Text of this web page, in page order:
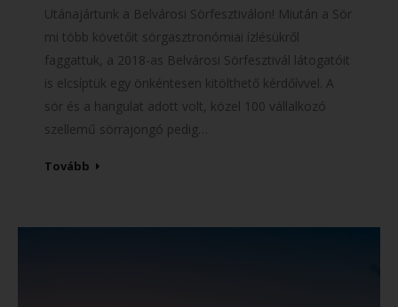
Utánajártunk a Belvárosi Sörfesztiválon! Miután a Sör
mi több követőit sörgasztronómiai ízlésükről
faggattuk, a 2018-as Belvárosi Sörfesztivál látogatóit
is elcsíptük egy önkéntesen kitölthető kérdőívvel. A
sör és a hangulat adott volt, közel 100 vállalkozó
szellemű sörrajongó pedig…
Tovább